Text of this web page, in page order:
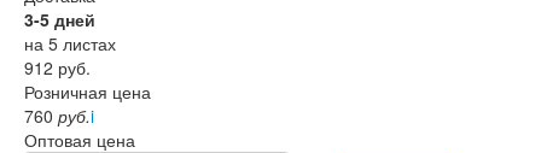
3-5 дней
на 5 листах
912 руб.
Розничная цена
760 руб.i
Оптовая цена